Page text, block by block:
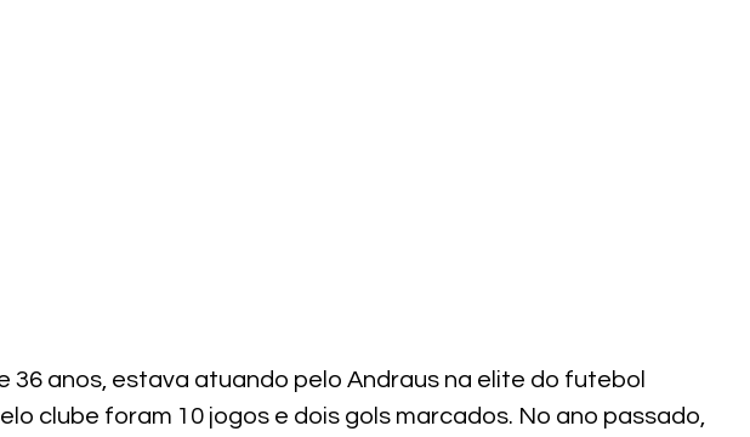
36 anos, estava atuando pelo Andraus na elite do futebol
clube foram 10 jogos e dois gols marcados. No ano passado,